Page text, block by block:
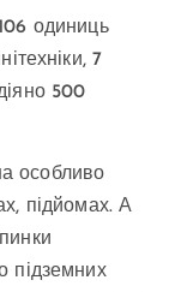
одиниць
7
500
особливо
підйомах. А
підземних